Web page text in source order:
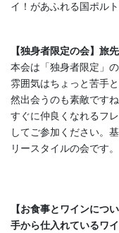
イ！があふれる国ポル
【独身者限定の会】旅
本会は「独身者限定」
雰囲気はちょっと苦手
然出会うのも素敵です
すぐに仲良くなれるフ
してご参加ください。
リースタイルの会です。
【お食事とワインにつ
手から仕入れているワ